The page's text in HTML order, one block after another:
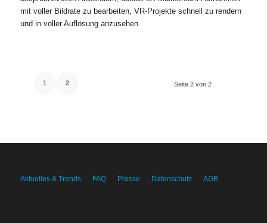
mit voller Bildrate zu bearbeiten, VR-Projekte schnell zu rendern
und in voller Auflösung anzusehen.
Seite 2 von 2
1 2
Aktuelles & Trends FAQ Presse Datenschutz AGB